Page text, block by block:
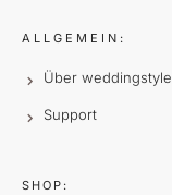
ALLGEMEIN:
Über weddingstyle
Support
SHOP: